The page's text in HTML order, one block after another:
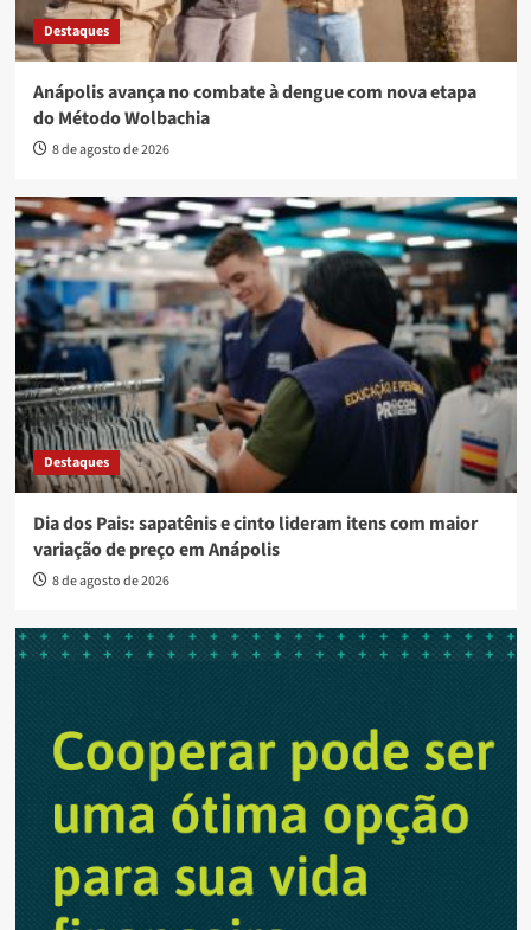
Destaques
Anápolis avança no combate à dengue com nova etapa
do Método Wolbachia
8 de agosto de 2026
Destaques
Dia dos Pais: sapatênis e cinto lideram itens com maior
variação de preço em Anápolis
8 de agosto de 2026